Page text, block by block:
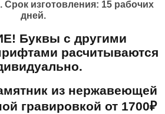
Срок изготовления: 15 рабочих
дней.
Буквы с другими
расчитываются
из нержавеющей
гравировкой от 1700₽